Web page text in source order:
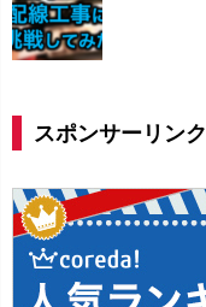
スポンサーリンク